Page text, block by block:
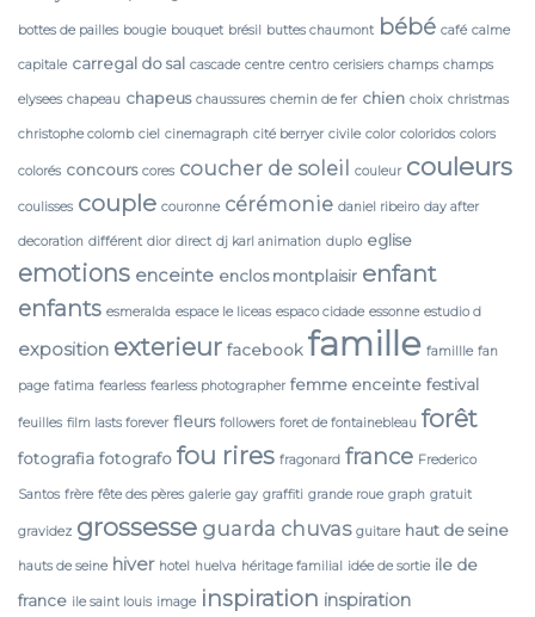
bottes de pailles bougie bouquet brésil buttes chaumont bébé café calme
capitale carregal do sal cascade centre centro cerisiers champs champs
elysees chapeau chapeus chaussures chemin de fer chien choix christmas
christophe colomb ciel cinemagraph cité berryer civile color coloridos colors
colorés concours cores coucher de soleil couleur couleurs
coulisses couple couronne cérémonie daniel ribeiro day after
decoration différent dior direct dj karl animation duplo eglise
emotions enceinte enclos montplaisir enfant
enfants esmeralda espace le liceas espaco cidade essonne estudio d
exposition exterieur facebook famille famillle fan
page fatima fearless fearless photographer femme enceinte festival
feuilles film lasts forever fleurs followers foret de fontainebleau forêt
fotografia fotografo fou rires fragonard france Frederico
Santos frère fête des pères galerie gay graffiti grande roue graph gratuit
gravidez grossesse guarda chuvas guitare haut de seine
hauts de seine hiver hotel huelva héritage familial idée de sortie ile de
france ile saint louis image inspiration inspiration